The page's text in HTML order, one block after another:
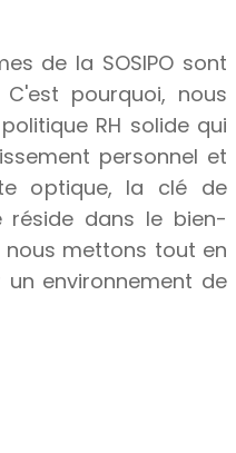
de la SOSIPO sont
pourquoi, nous
RH solide qui
personnel et
optique, la clé de
réside dans le bien-
mettons tout en
environnement de